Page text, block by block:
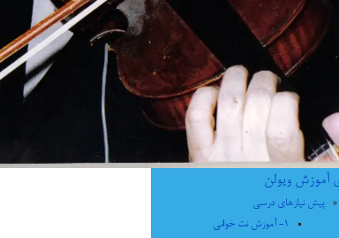
آموزش ویولن
پیش نیازهای درسی
1- آموزش نت خوانی